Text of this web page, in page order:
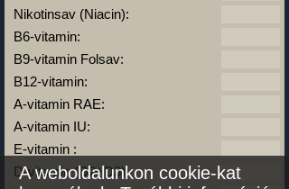
Nikotinsav (Niacin):
B6-vitamin:
B9-vitamin Folsav:
B12-vitamin:
A-vitamin RAE:
A-vitamin IU:
E-vitamin :
D-vitamin (D2+D3):
A weboldalunkon cookie-kat